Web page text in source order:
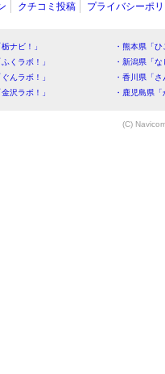
クチコミ投稿 プライバシーポ
ナビ！」
・熊本県「
くラボ！」
・新潟県「
んラボ！」
・香川県「
沢ラボ！」
・鹿児島県
(C)